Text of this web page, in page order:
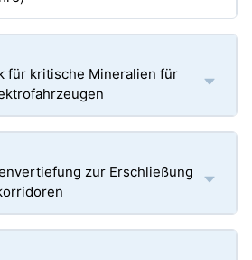
für kritische Mineralien für
zur Erschließung